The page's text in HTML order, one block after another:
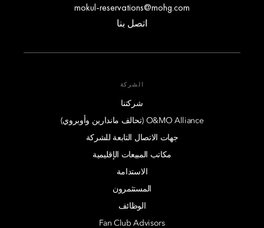
mokul-reservations@mohg.com
اتصل بنا
الشركة
شركتنا
O&MO Alliance (تحالف ماندارين وأوبروي)
جهات الاتصال التابعة للشركة
مكاتب المبيعات الإقليمية
الاستدامة
المستثمرون
الوظائف
Fan Club Advisors